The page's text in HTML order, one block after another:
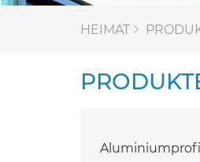
HEIMAT